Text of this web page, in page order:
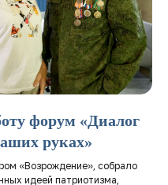
форум «Диалог
руках»
«Возрождение», собрало
идеей патриотизма,